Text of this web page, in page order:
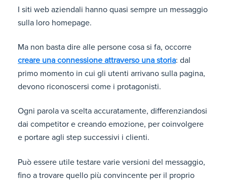
I siti web aziendali hanno quasi sempre un messaggio
sulla loro homepage.
Ma non basta dire alle persone cosa si fa, occorre
creare una connessione attraverso una storia: dal
primo momento in cui gli utenti arrivano sulla pagina,
devono riconoscersi come i protagonisti.
Ogni parola va scelta accuratamente, differenziandosi
dai competitor e creando emozione, per coinvolgere
e portare agli step successivi i clienti.
Può essere utile testare varie versioni del messaggio,
fino a trovare quello più convincente per il proprio